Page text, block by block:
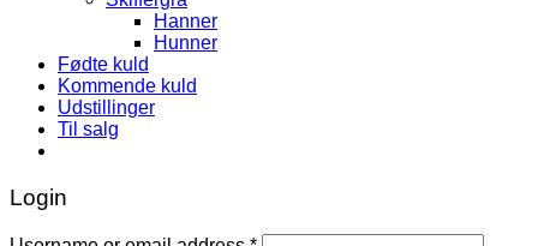
Hanner
Hunner
Fødte kuld
Kommende kuld
Udstillinger
Til salg
Login